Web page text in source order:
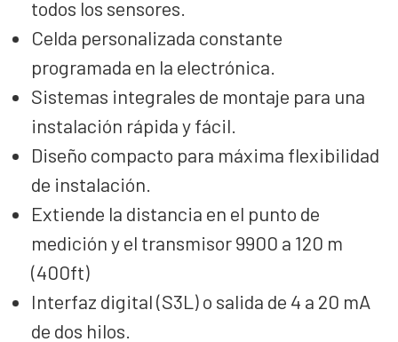
todos los sensores.
Celda personalizada constante
programada en la electrónica.
Sistemas integrales de montaje para una
instalación rápida y fácil.
Diseño compacto para máxima flexibilidad
de instalación.
Extiende la distancia en el punto de
medición y el transmisor 9900 a 120 m
(400ft)
Interfaz digital (S3L) o salida de 4 a 20 mA
de dos hilos.